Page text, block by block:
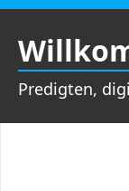
Zum
Inhalt
springen
Predigten,